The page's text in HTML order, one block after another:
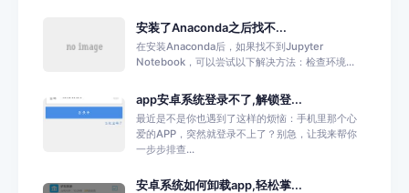
安装了Anaconda之后找不...
在安装Anaconda后，如果找不到Jupyter
Notebook，可以尝试以下解决方法：检查环境...
app安卓系统登录不了,解锁登...
最近是不是你也遇到了这样的烦恼：手机里那个心
爱的APP，突然就登录不上了？别急，让我来帮你
一步步排查...
安卓系统如何卸载app,轻松掌...